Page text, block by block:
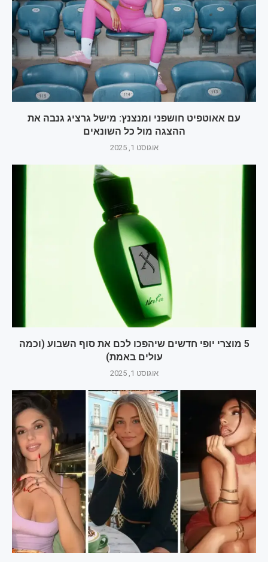
עם אאוטפיט חושפני ומנצנץ: מישל גרציג גנבה את
ההצגה מול כל השונאים
אוגוסט 1, 2025
5 מוצרי יופי חדשים שיהפכו לכם את סוף השבוע (וכמה
עולים באמת)
אוגוסט 1, 2025